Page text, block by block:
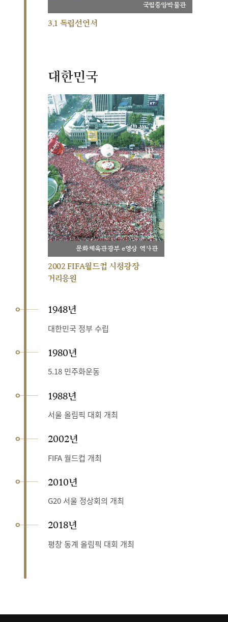
국립중앙박물관
3.1 독립선언서
대한민국
문화체육관광부 e영상 역사관
2002 FIFA월드컵 시청광장
거리응원
1948년
대한민국 정부 수립
1980년
5.18 민주화운동
1988년
서울 올림픽 대회 개최
2002년
FIFA 월드컵 개최
2010년
G20 서울 정상회의 개최
2018년
평창 동계 올림픽 대회 개최